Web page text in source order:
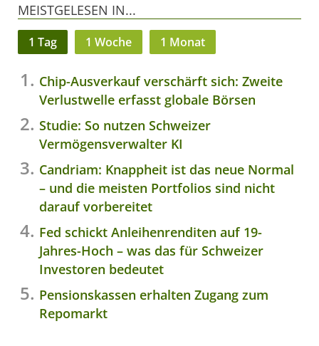
MEISTGELESEN IN...
1 Tag 1 Woche 1 Monat
Chip-Ausverkauf verschärft sich: Zweite
Verlustwelle erfasst globale Börsen
Studie: So nutzen Schweizer
Vermögensverwalter KI
Candriam: Knappheit ist das neue Normal
– und die meisten Portfolios sind nicht
darauf vorbereitet
Fed schickt Anleihenrenditen auf 19-
Jahres-Hoch – was das für Schweizer
Investoren bedeutet
Pensionskassen erhalten Zugang zum
Repomarkt